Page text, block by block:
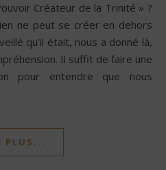
Créateur de la Trinité » ?
ne peut se créer en dehors
qu’il était, nous a donné là,
Il suffit de faire une
pour entendre que nous
PLUS...